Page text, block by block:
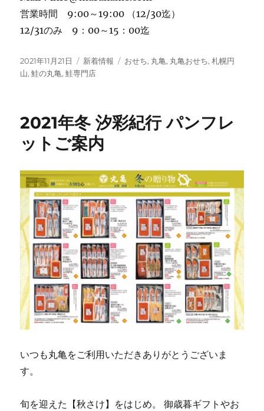
営業時間 9:00～19:00 （12/30迄）
12/31のみ 9：00～15：00迄
投
稿
2021年11月21日
カ
テ
新着情報
タ
おせち, 丸亀, 丸亀おせち,札幌円
山,鮭の丸亀,鮭専門店
2021年冬 汐彩紀行 パンフレ
ットご案内
いつも丸亀をご利用いただきありがとうございま
す。
旬を迎えた【秋さけ】をはじめ。 御歳暮ギフトやお